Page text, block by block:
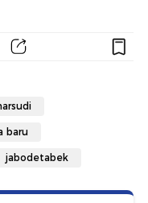
baru
jabodetabek